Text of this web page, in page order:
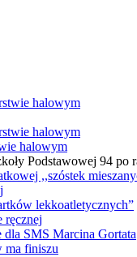
halowym
Podstawowej 94 po
,,szóstek
lekkoatletycznych”
ręcznej
dla SMS Marcina Gortata
ma finiszu